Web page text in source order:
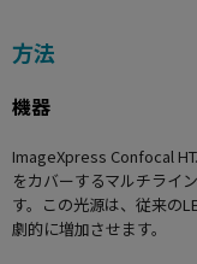
方法
機器
ImageXpress Confocal
をカバーするマルチライ
す。この光源は、従来の
劇的に増加させます。